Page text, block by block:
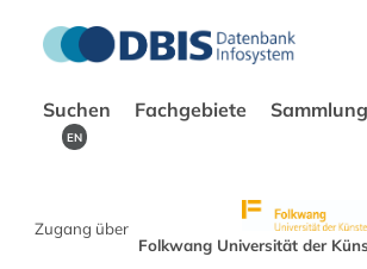
Suchen Fachgebiete
EN
Zugang über
Folkwang Universität der